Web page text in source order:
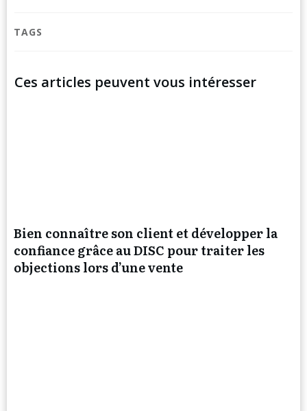
TAGS
Ces articles peuvent vous intéresser
Bien connaître son client et développer la
confiance grâce au DISC pour traiter les
objections lors d’une vente